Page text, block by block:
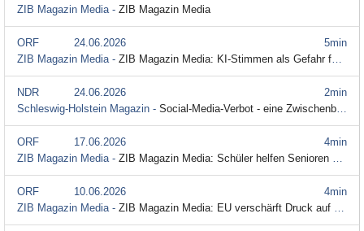
ZIB Magazin Media - ZIB Magazin Media
5min
ORF
24.06.2026
ZIB Magazin Media - ZIB Magazin Media: KI-Stimmen als Gefahr für Prominente
2min
NDR
24.06.2026
Schleswig-Holstein Magazin - Social-Media-Verbot - eine Zwischenbilanz
4min
ORF
17.06.2026
ZIB Magazin Media - ZIB Magazin Media: Schüler helfen Senioren bei Handyfragen
4min
ORF
10.06.2026
ZIB Magazin Media - ZIB Magazin Media: EU verschärft Druck auf Google